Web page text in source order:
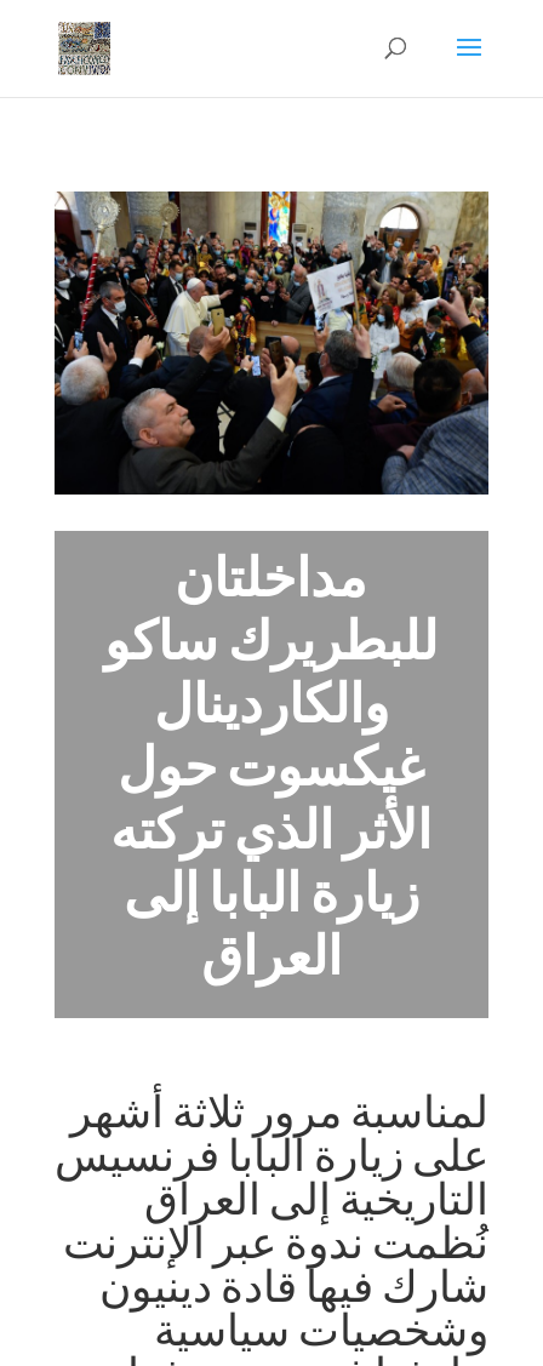
مداخلتان
للبطريرك ساكو
والكاردينال
غيكسوت حول
الأثر الذي تركته
زيارة البابا إلى
العراق
لمناسبة مرور ثلاثة أشهر
على زيارة البابا فرنسيس
التاريخية إلى العراق
نُظمت ندوة عبر الإنترنت
شارك فيها قادة دينيون
وشخصيات سياسية